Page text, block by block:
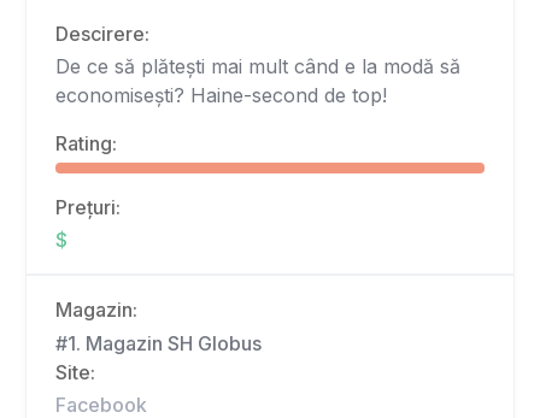
Descirere:
De ce să plătești mai mult când e la modă să
economisești? Haine-second de top!
Rating:
Prețuri:
$
Magazin:
#1. Magazin SH Globus
Site:
Facebook